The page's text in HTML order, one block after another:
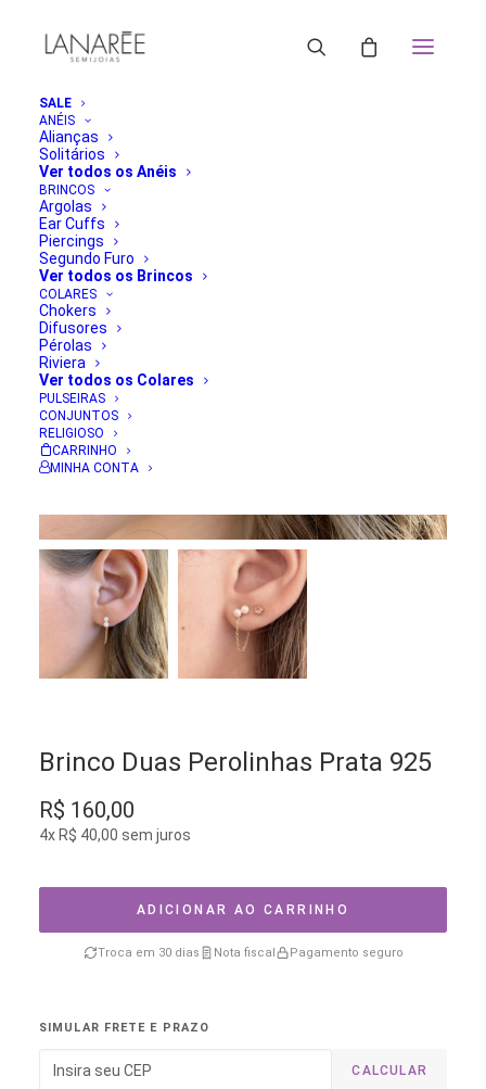
SALE
ANÉIS
Alianças
Solitários
Ver todos os Anéis
BRINCOS
Argolas
Ear Cuffs
Piercings
Segundo Furo
Ver todos os Brincos
COLARES
Chokers
Difusores
Pérolas
Riviera
Ver todos os Colares
PULSEIRAS
CONJUNTOS
RELIGIOSO
CARRINHO
MINHA CONTA
Brinco Duas Perolinhas Prata 925
R$ 160,00
4x R$ 40,00 sem juros
ADICIONAR AO CARRINHO
Troca em 30 dias Nota fiscal Pagamento seguro
SIMULAR FRETE E PRAZO
CALCULAR